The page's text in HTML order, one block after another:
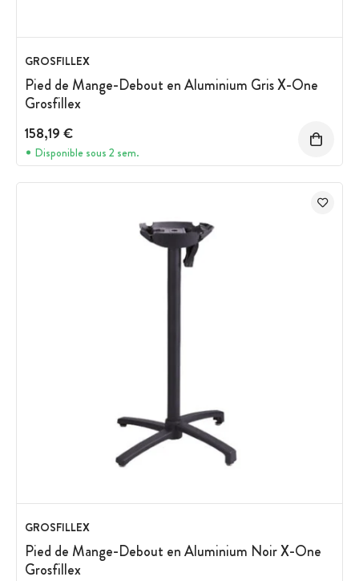
GROSFILLEX
Pied de Mange-Debout en Aluminium Gris X-One
Grosfillex
158,19 €
Disponible sous 2 sem.
GROSFILLEX
Pied de Mange-Debout en Aluminium Noir X-One
Grosfillex